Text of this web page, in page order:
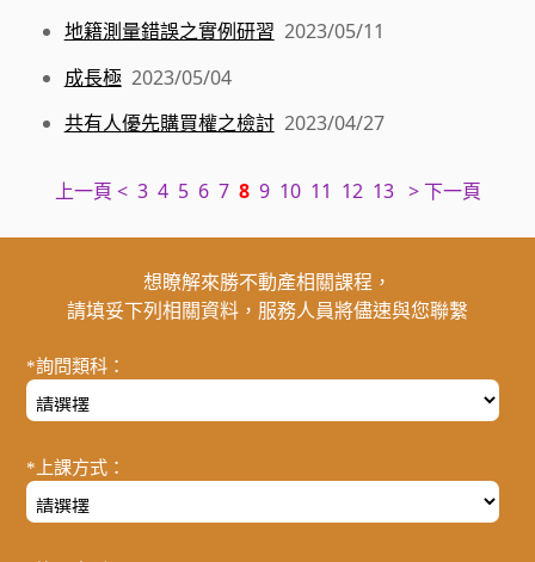
地籍測量錯誤之實例研習 2023/05/11
成長極2023/05/04
共有人優先購買權之檢討2023/04/27
上一頁 < 3 4 5 6 7 8 9 10 11 12 13 > 下一頁
想瞭解來勝不動產相關課程，
請填妥下列相關資料，服務人員將儘速與您聯繫
*詢問類科：
*上課方式：